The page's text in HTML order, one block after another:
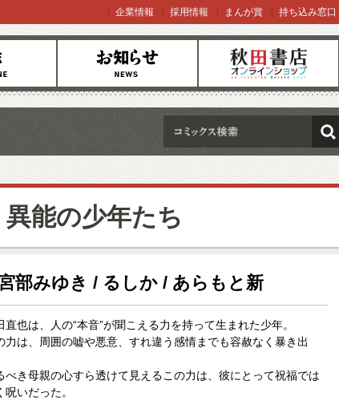
お知らせ オンラインショップ
企業情報 採用情報 まんが賞 持ち込み窓口
検索
能の少年たち
部みゆき / るしか / あらもと新
直也は、人の“本音”が聞こえる力を持って生まれた少年。
力は、周囲の嘘や悪意、すれ違う感情までも容赦なく暴き出
べき母親の心すら透けて見えるこの力は、彼にとって祝福では
呪いだった。